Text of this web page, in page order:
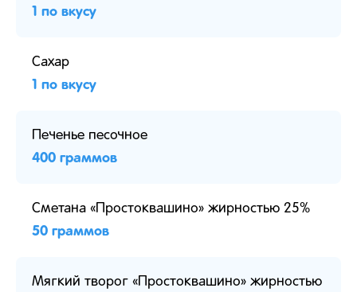
1 по вкусу
Сахар
1 по вкусу
Печенье песочное
400 граммов
Сметана «Простоквашино» жирностью 25%
50 граммов
Мягкий творог «Простоквашино» жирностью